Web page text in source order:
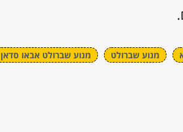
מנוע שברולט
מנוע שברולט אבאו סדאן